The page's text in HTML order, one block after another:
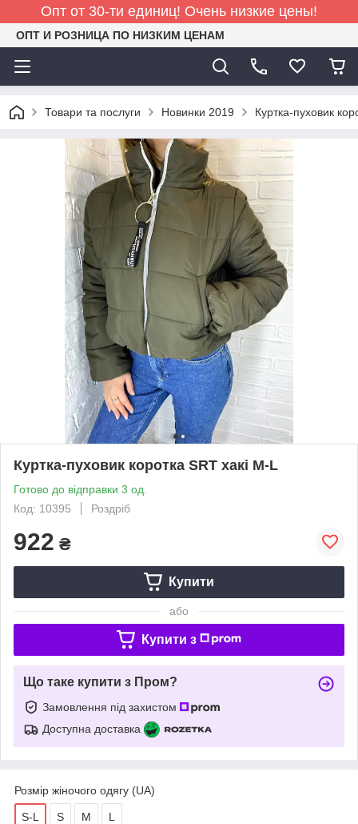
Опт от 30-ти единиц! Очень низкие цены!
ОПТ И РОЗНИЦА ПО НИЗКИМ ЦЕНАМ
Товари та послуги Новинки 2019 Куртка-пуховик
Куртка-пуховик коротка SRT хакі M-L
Готово до відправки 3 од.
Код: 10395
Роздріб
922 ₴
Купити
або
Купити з
Що таке купити з Пром?
Замовлення під захистом
Доступна доставка
Розмір жіночого одягу (UA)
S-L S M L